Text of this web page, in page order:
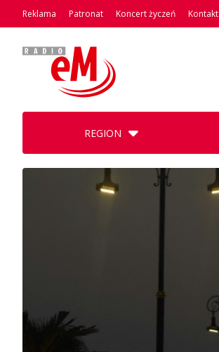
Reklama Patronat Koncert życzeń Kontakt
REGION